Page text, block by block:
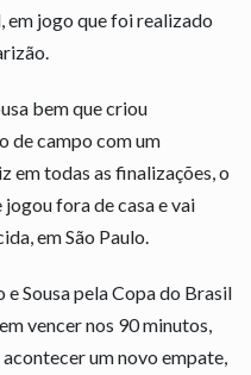
em jogo que foi realizado
bem que criou
de campo com um
em todas as finalizações, o
fora de casa e vai
em São Paulo.
Sousa pela Copa do Brasil
vencer nos 90 minutos,
um novo empate,